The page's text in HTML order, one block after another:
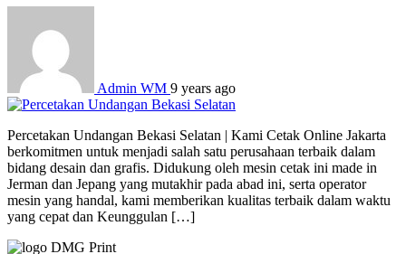
Admin WM 9 years ago
Percetakan Undangan Bekasi Selatan | Kami Cetak Online Jakarta
berkomitmen untuk menjadi salah satu perusahaan terbaik dalam
bidang desain dan grafis. Didukung oleh mesin cetak ini made in
Jerman dan Jepang yang mutakhir pada abad ini, serta operator
mesin yang handal, kami memberikan kualitas terbaik dalam waktu
yang cepat dan Keunggulan […]